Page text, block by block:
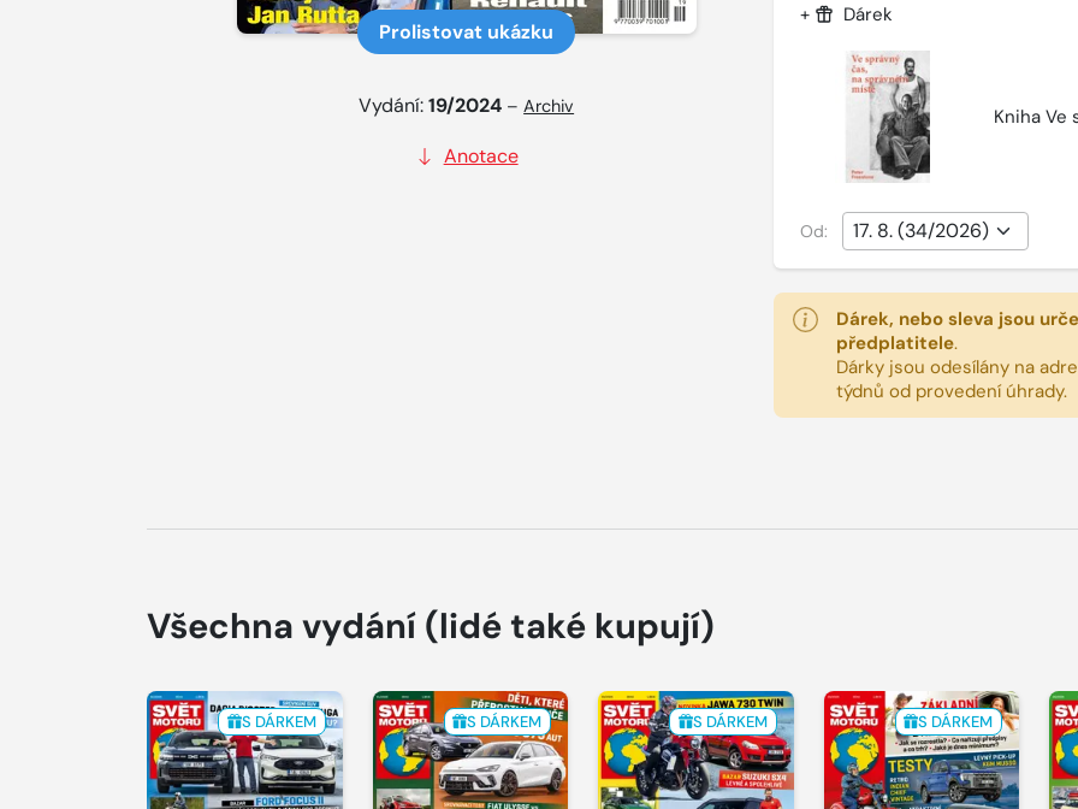
Prolistovat ukázku
Vydání:19/2024 –Archiv
Anotace
+ Dárek
Kniha Ve
Od:
Dárek, nebo sleva jsou
předplatitele.
Dárky jsou odesílány na
týdnů od provedení úhrady.
Všechna vydání (lidé také kupují)
S DÁRKEM S DÁRKEM S DÁRKEM S DÁRKEM